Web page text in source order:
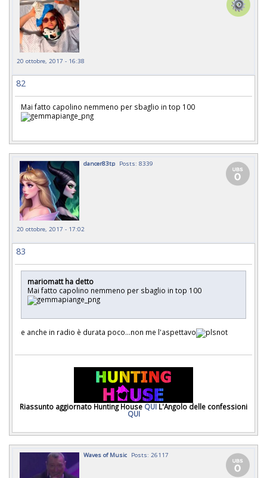
20 ottobre, 2017 - 16:38
82
Mai fatto capolino nemmeno per sbaglio in top 100
dancer83tp Posts: 8339
20 ottobre, 2017 - 17:02
83
mariomatt ha detto
Mai fatto capolino nemmeno per sbaglio in top 100
e anche in radio è durata poco...non me l'aspettavo
Riassunto aggiornato Hunting HouseQUIL'Angolo delle confessioni
QUI
Waves of Music Posts: 26117